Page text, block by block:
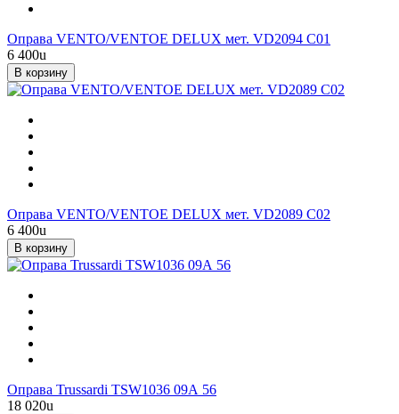
Оправа VENTO/VENTOE DELUX мет. VD2094 C01
6 400u
В корзину
Оправа VENTO/VENTOE DELUX мет. VD2089 C02
6 400u
В корзину
Оправа Trussardi TSW1036 09А 56
18 020u